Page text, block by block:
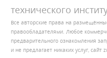
технического
Все авторские права на
правообладателями. Любое
предварительного ознакомления
и не предлагает никаких услуг,